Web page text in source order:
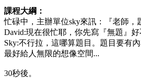
課程大綱：
忙碌中，主辦單位sky來訊：『老師，
David:現在很忙耶，你先寫『無題』好
Sky:不行拉，這哪算題目。題目要有
最好給人無限的想像空間...
30秒後。